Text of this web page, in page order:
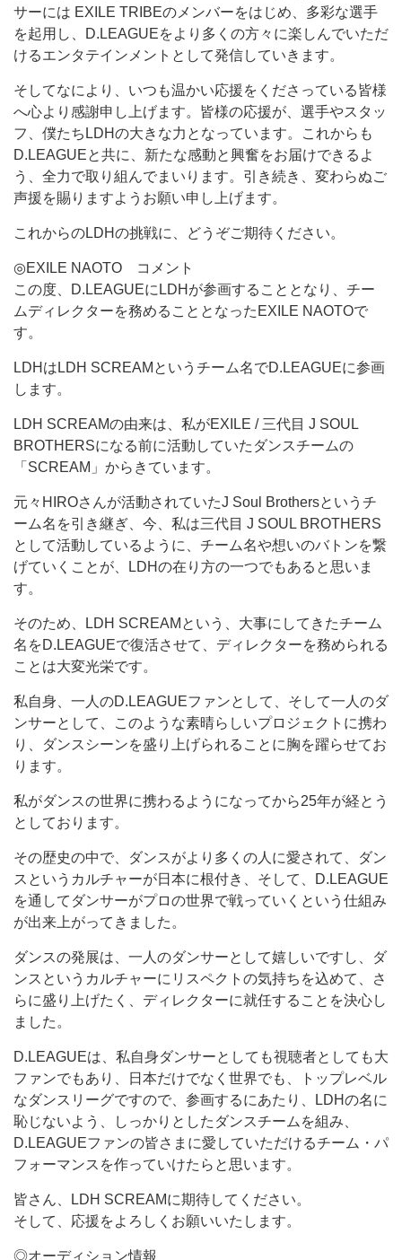
サーには EXILE TRIBEのメンバーをはじめ、多彩な選手
を起用し、D.LEAGUEをより多くの方々に楽しんでいただ
けるエンタテインメントとして発信していきます。
そしてなにより、いつも温かい応援をくださっている皆様
へ心より感謝申し上げます。皆様の応援が、選手やスタッ
フ、僕たちLDHの大きな力となっています。これからも
D.LEAGUEと共に、新たな感動と興奮をお届けできるよ
う、全力で取り組んでまいります。引き続き、変わらぬご
声援を賜りますようお願い申し上げます。
これからのLDHの挑戦に、どうぞご期待ください。
◎EXILE NAOTO コメント
この度、D.LEAGUEにLDHが参画することとなり、チー
ムディレクターを務めることとなったEXILE NAOTOで
す。
LDHはLDH SCREAMというチーム名でD.LEAGUEに参画
します。
LDH SCREAMの由来は、私がEXILE / 三代目 J SOUL
BROTHERSになる前に活動していたダンスチームの
「SCREAM」からきています。
元々HIROさんが活動されていたJ Soul Brothersというチ
ーム名を引き継ぎ、今、私は三代目 J SOUL BROTHERS
として活動しているように、チーム名や想いのバトンを繋
げていくことが、LDHの在り方の一つでもあると思いま
す。
そのため、LDH SCREAMという、大事にしてきたチーム
名をD.LEAGUEで復活させて、ディレクターを務められる
ことは大変光栄です。
私自身、一人のD.LEAGUEファンとして、そして一人のダ
ンサーとして、このような素晴らしいプロジェクトに携わ
り、ダンスシーンを盛り上げられることに胸を躍らせてお
ります。
私がダンスの世界に携わるようになってから25年が経とう
としております。
その歴史の中で、ダンスがより多くの人に愛されて、ダン
スというカルチャーが日本に根付き、そして、D.LEAGUE
を通してダンサーがプロの世界で戦っていくという仕組み
が出来上がってきました。
ダンスの発展は、一人のダンサーとして嬉しいですし、ダ
ンスというカルチャーにリスペクトの気持ちを込めて、さ
らに盛り上げたく、ディレクターに就任することを決心し
ました。
D.LEAGUEは、私自身ダンサーとしても視聴者としても大
ファンでもあり、日本だけでなく世界でも、トップレベル
なダンスリーグですので、参画するにあたり、LDHの名に
恥じないよう、しっかりとしたダンスチームを組み、
D.LEAGUEファンの皆さまに愛していただけるチーム・パ
フォーマンスを作っていけたらと思います。
皆さん、LDH SCREAMに期待してください。
そして、応援をよろしくお願いいたします。
◎オーディション情報